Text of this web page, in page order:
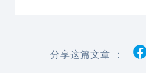
分享这篇文章 ：